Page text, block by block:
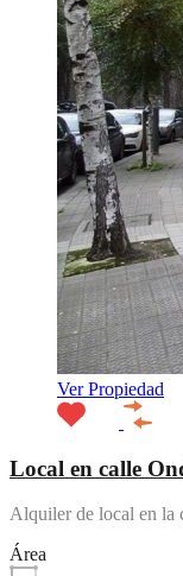
Ver Propiedad
Local en calle
Alquiler de local en la
Área